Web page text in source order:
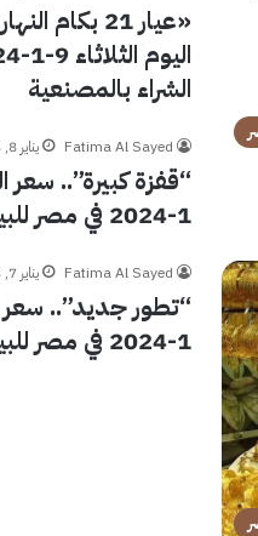
«عيار 21
الشراء بالمصنعية
Fatima Al Sayed يناير 8, 2024
1-2024 في مصر للبيع و الشراء بالمصنعية
Fatima Al Sayed يناير 7, 2024
1-2024 في مصر للبيع و الشراء بالمصنعية